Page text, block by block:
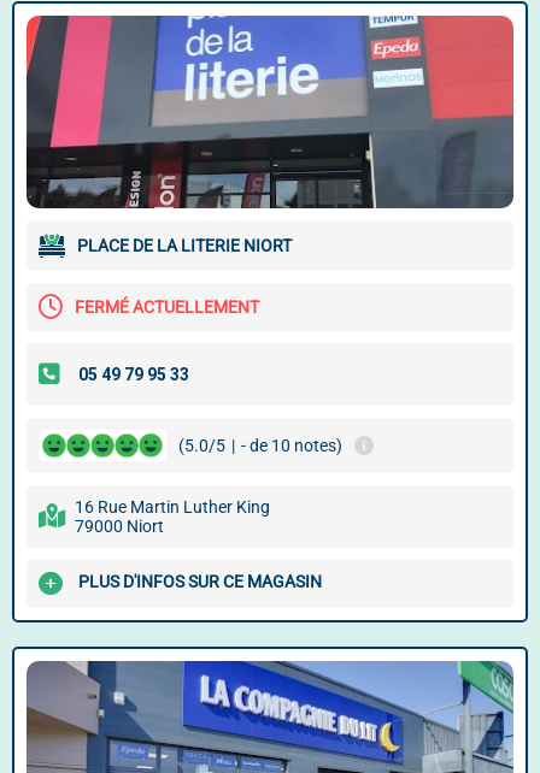
PLACE DE LA LITERIE NIORT
FERMÉ ACTUELLEMENT
(5.0/5 | - de 10 notes)
16 Rue Martin Luther King
79000 Niort
PLUS D'INFOS SUR CE MAGASIN